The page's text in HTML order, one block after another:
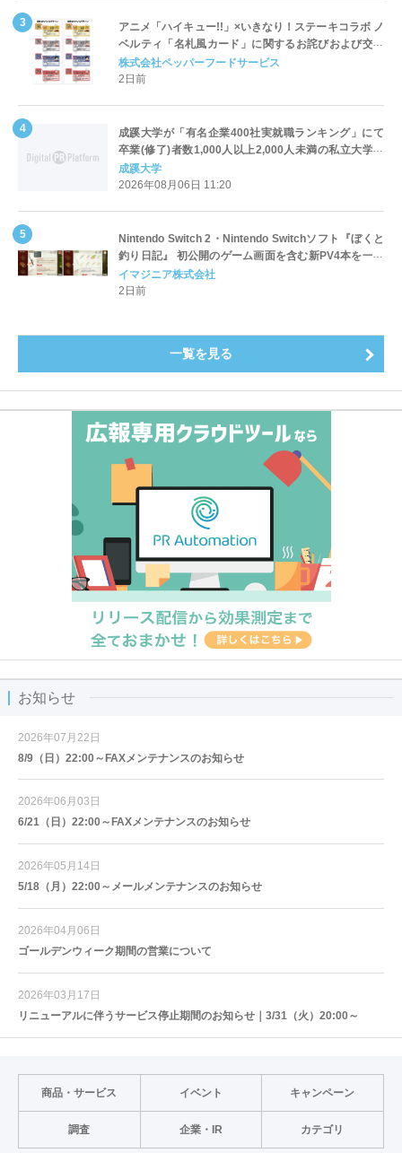
アニメ「ハイキュー!!」×いきなり！ステーキコラボ ノ
ベルティ「名札風カード」に関するお詫びおよび交換
対応についてのご案内
株式会社ペッパーフードサービス
2日前
成蹊大学が「有名企業400社実就職ランキング」にて
卒業(修了)者数1,000人以上2,000人未満の私立大学で
全国第1位を獲得！～実就職率は26.5%（前年比＋
4.3pt）に伸長、東京の私立大学でも10位にランクイン
成蹊大学
2026年08月06日 11:20
Nintendo Switch 2・Nintendo Switchソフト『ぼくと
釣り日記』 初公開のゲーム画面を含む新PV4本を一挙
公開！
イマジニア株式会社
2日前
一覧を見る
お知らせ
2026年07月22日
8/9（日）22:00～FAXメンテナンスのお知らせ
2026年06月03日
6/21（日）22:00～FAXメンテナンスのお知らせ
2026年05月14日
5/18（月）22:00～メールメンテナンスのお知らせ
2026年04月06日
ゴールデンウィーク期間の営業について
2026年03月17日
リニューアルに伴うサービス停止期間のお知らせ｜3/31（火）20:00～
商品・サービス イベント キャンペーン
調査 企業・IR カテゴリ